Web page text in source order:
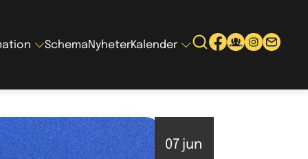
SchemaNyheterKalender
07 jun